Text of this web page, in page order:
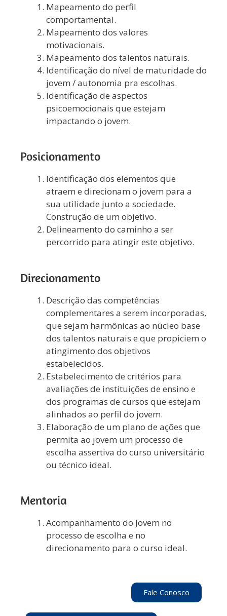
Mapeamento do perfil
comportamental.
Mapeamento dos valores
motivacionais.
Mapeamento dos talentos naturais.
Identificação do nível de maturidade do
jovem / autonomia pra escolhas.
Identificação de aspectos
psicoemocionais que estejam
impactando o jovem.
Posicionamento
Identificação dos elementos que
atraem e direcionam o jovem para a
sua utilidade junto a sociedade.
Construção de um objetivo.
Delineamento do caminho a ser
percorrido para atingir este objetivo.
Direcionamento
Descrição das competências
complementares a serem incorporadas,
que sejam harmônicas ao núcleo base
dos talentos naturais e que propiciem o
atingimento dos objetivos
estabelecidos.
Estabelecimento de critérios para
avaliações de instituições de ensino e
dos programas de cursos que estejam
alinhados ao perfil do jovem.
Elaboração de um plano de ações que
permita ao jovem um processo de
escolha assertiva do curso universitário
ou técnico ideal.
Mentoria
Acompanhamento do Jovem no
processo de escolha e no
direcionamento para o curso ideal.
Fale Conosco